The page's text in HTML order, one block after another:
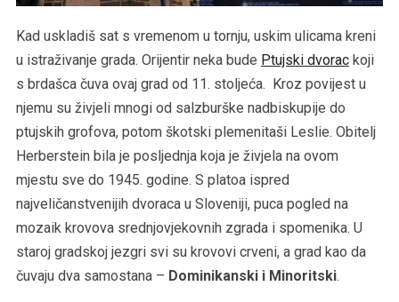
Kad uskladiš sat s vremenom u tornju, uskim ulicama kreni
u istraživanje grada. Orijentir neka bude Ptujski dvorackoji
s brdašca čuva ovaj grad od 11. stoljeća. Kroz povijest u
njemu su živjeli mnogi od salzburške nadbiskupije do
ptujskih grofova, potom škotski plemenitaši Leslie. Obitelj
Herberstein bila je posljednja koja je živjela na ovom
mjestu sve do 1945. godine. S platoa ispred
najveličanstvenijih dvoraca u Sloveniji, puca pogled na
mozaik krovova srednjovjekovnih zgrada i spomenika. U
staroj gradskoj jezgri svi su krovovi crveni, a grad kao da
čuvaju dva samostana – Dominikanski i Minoritski.